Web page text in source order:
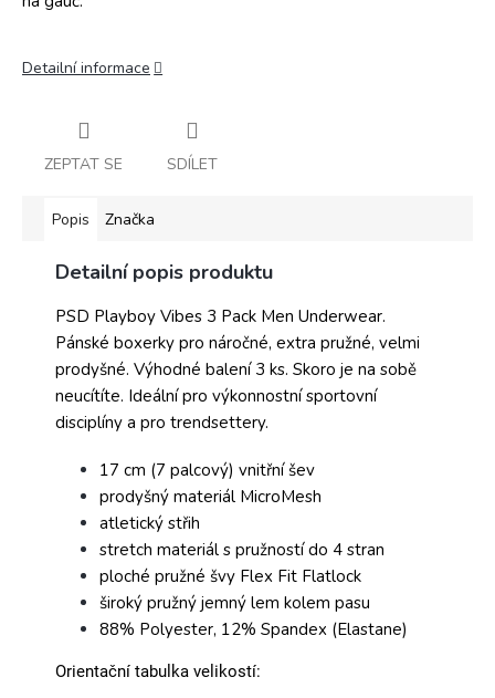
Detailní informace
ZEPTAT SE SDÍLET
Popis Značka
Detailní popis produktu
PSD Playboy Vibes 3 Pack Men Underwear.
Pánské boxerky pro náročné, extra pružné, velmi
prodyšné. Výhodné balení 3 ks. Skoro je na sobě
neucítíte. Ideální pro výkonnostní sportovní
disciplíny a pro trendsettery.
17 cm (7 palcový) vnitřní šev
prodyšný materiál MicroMesh
atletický střih
stretch materiál s pružností do 4 stran
ploché pružné švy Flex Fit Flatlock
široký pružný jemný lem kolem pasu
88% Polyester, 12% Spandex (Elastane)
Orientační tabulka velikostí: